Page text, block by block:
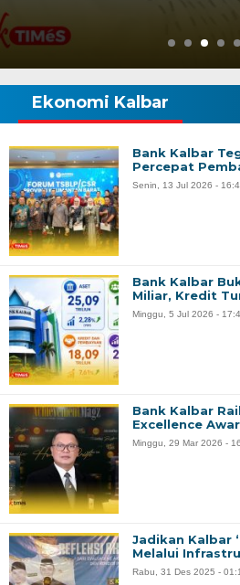
Ekonomi Kalbar
Bank Kalbar
Percepat
Senin, 13 Jul 2026 -
Bank Kalbar
Miliar, Kredit
Minggu, 5 Jul 2026 -
Bank Kalbar
Excellence
Minggu, 29 Mar 2026 -
Jadikan Kalbar
Melalui
Rabu, 31 Des 2025 -